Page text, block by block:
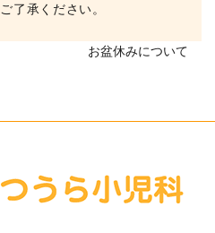
了承ください。
お盆休みについて